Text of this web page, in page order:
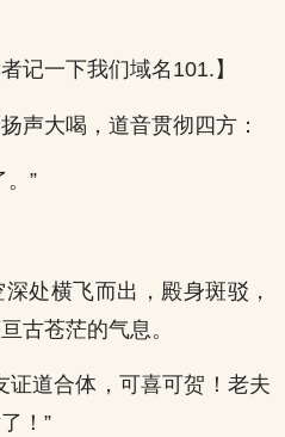
记一下我们域名101.】
声大喝，道音贯彻四方：
。”
处横飞而出，殿身斑驳，
古苍茫的气息。
证道合体，可喜可贺！老夫
！”